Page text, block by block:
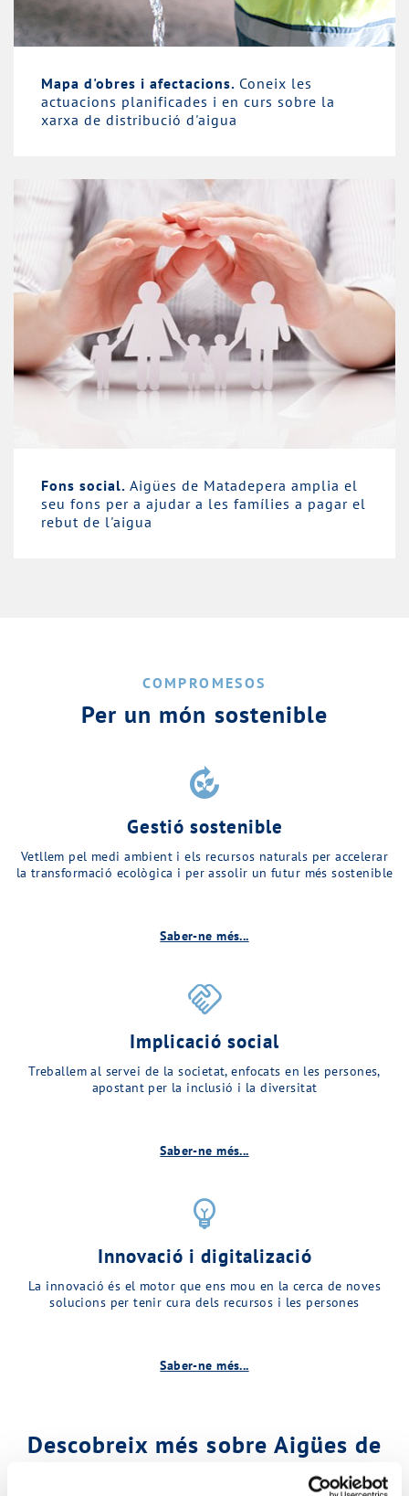
Mapa d'obres i afectacions. Coneix les
actuacions planificades i en curs sobre la
xarxa de distribució d'aigua
Fons social. Aigües de Matadepera amplia el
seu fons per a ajudar a les famílies a pagar el
rebut de l'aigua
COMPROMESOS
Per un món sostenible
compost
Gestió sostenible
Vetllem pel medi ambient i els recursos naturals per accelerar
la transformació ecològica i per assolir un futur més sostenible
Saber-ne més...
handshake
Implicació social
Treballem al servei de la societat, enfocats en les persones,
apostant per la inclusió i la diversitat
Saber-ne més...
emoji_objects
Innovació i digitalizació
La innovació és el motor que ens mou en la cerca de noves
solucions per tenir cura dels recursos i les persones
Saber-ne més...
Descobreix més sobre Aigües de